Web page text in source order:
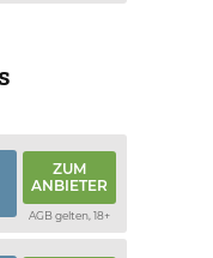
ZUM
ANBIETER
AGB gelten, 18+